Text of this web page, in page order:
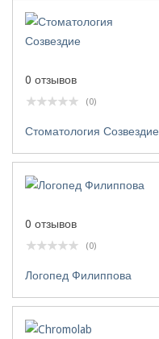
0 отзывов
(0)
Стоматология Созвездие
0 отзывов
(0)
Логопед Филиппова